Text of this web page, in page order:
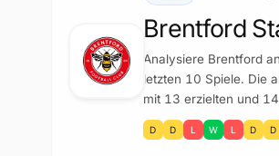
Brentford
Analysiere Brentford
letzten 10 Spiele. Die
mit 13 erzielten und
D D L W L D D